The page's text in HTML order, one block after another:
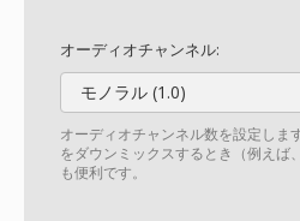
オーディオチャンネル:
モノラル (1.0)
オーディオチャンネル数を設定しま
をダウンミックスするとき（例えば
も便利です。